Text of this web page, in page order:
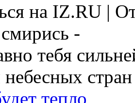
на IZ.RU |
-
тебя
стран
тепло